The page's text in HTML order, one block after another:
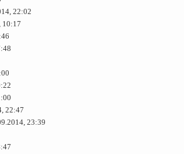
22:02
10:17
22:47
23:39